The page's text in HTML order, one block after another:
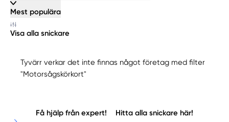
Mest populära
Visa alla snickare
Tyvärr verkar det inte finnas något företag med filter
"Motorsågskörkort"
Få hjälp från expert! Hitta alla snickare här!